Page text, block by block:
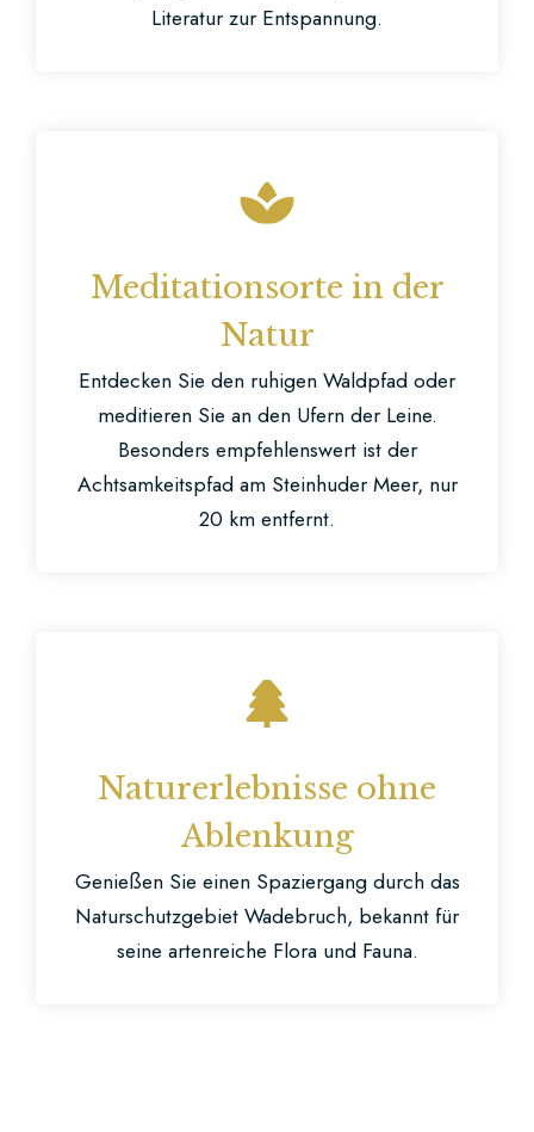
Literatur zur Entspannung.
Meditationsorte in der
Natur
Entdecken Sie den ruhigen Waldpfad oder
meditieren Sie an den Ufern der Leine.
Besonders empfehlenswert ist der
Achtsamkeitspfad am Steinhuder Meer, nur
20 km entfernt.
Naturerlebnisse ohne
Ablenkung
Genießen Sie einen Spaziergang durch das
Naturschutzgebiet Wadebruch, bekannt für
seine artenreiche Flora und Fauna.